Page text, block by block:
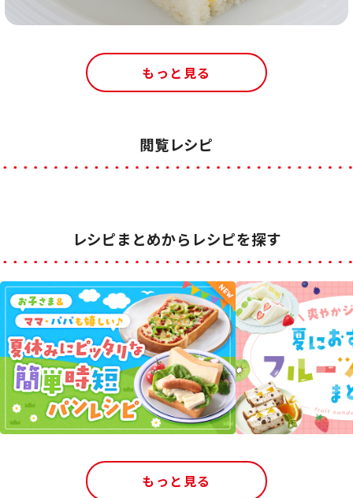
もっと見る
閲覧レシピ
レシピまとめからレシピを探す
もっと見る